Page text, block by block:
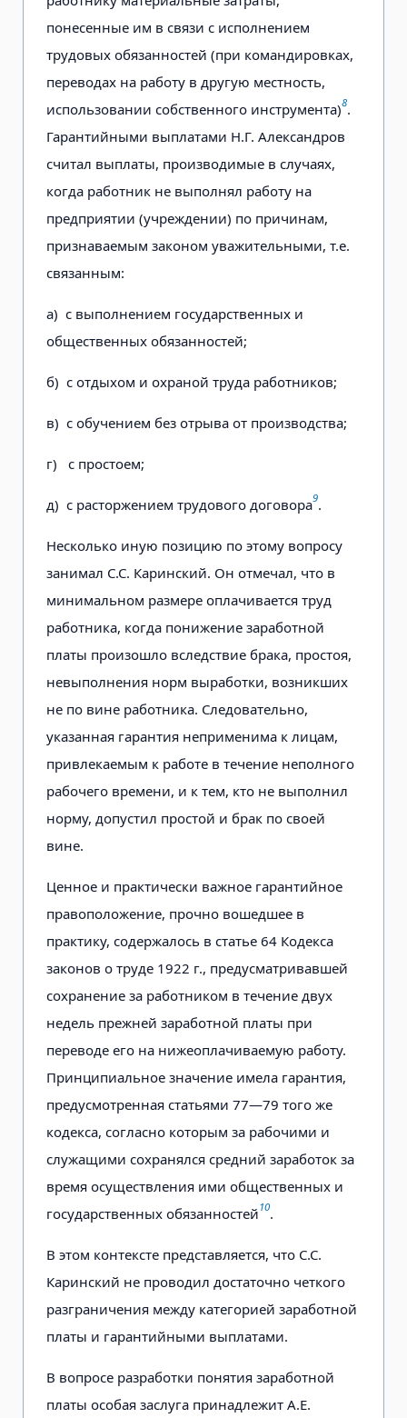
понесенные им в связи с исполнением
трудовых обязанностей (при командировках,
переводах на работу в другую местность,
использовании собственного инструмента)8.
Гарантийными выплатами Н.Г. Александров
считал выплаты, производимые в случаях,
когда работник не выполнял работу на
предприятии (учреждении) по причинам,
признаваемым законом уважительными, т.е.
связанным:
а) с выполнением государственных и
общественных обязанностей;
б) с отдыхом и охраной труда работников;
в) с обучением без отрыва от производства;
г) с простоем;
д) с расторжением трудового договора9.
Несколько иную позицию по этому вопросу
занимал С.С. Каринский. Он отмечал, что в
минимальном размере оплачивается труд
работника, когда понижение заработной
платы произошло вследствие брака, простоя,
невыполнения норм выработки, возникших
не по вине работника. Следовательно,
указанная гарантия неприменима к лицам,
привлекаемым к работе в течение неполного
рабочего времени, и к тем, кто не выполнил
норму, допустил простой и брак по своей
вине.
Ценное и практически важное гарантийное
правоположение, прочно вошедшее в
практику, содержалось в статье 64 Кодекса
законов о труде 1922 г., предусматривавшей
сохранение за работником в течение двух
недель прежней заработной платы при
переводе его на нижеоплачиваемую работу.
Принципиальное значение имела гарантия,
предусмотренная статьями 77—79 того же
кодекса, согласно которым за рабочими и
служащими сохранялся средний заработок за
время осуществления ими общественных и
государственных обязанностей10.
В этом контексте представляется, что С.С.
Каринский не проводил достаточно четкого
разграничения между категорией заработной
платы и гарантийными выплатами.
В вопросе разработки понятия заработной
платы особая заслуга принадлежит А.Е.